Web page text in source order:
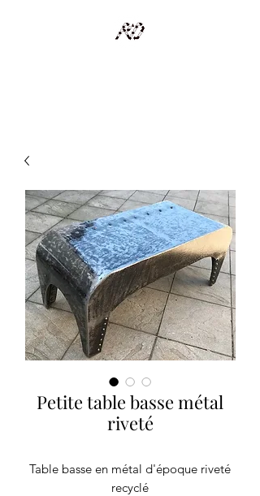
Petite table basse métal
riveté
Table basse en métal d'époque riveté
recyclé